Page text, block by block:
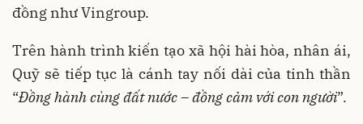
đồng như Vingroup.
Trên hành trình kiến tạo xã hội hài hòa, nhân ái,
Quỹ sẽ tiếp tục là cánh tay nối dài của tinh thần
“Đồng hành cùng đất nước – đồng cảm với con người”.